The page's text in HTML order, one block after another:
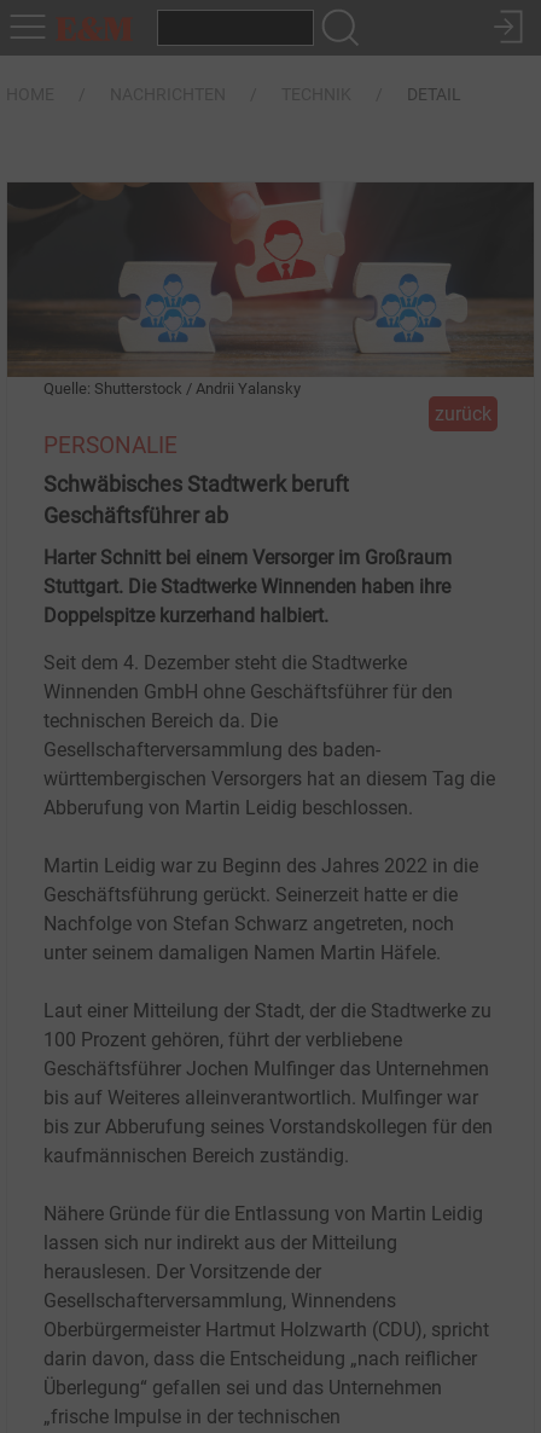
DETAIL
Quelle: Shutterstock / Andrii Yalansky
zurück
PERSONALIE
Schwäbisches Stadtwerk beruft
Geschäftsführer ab
Harter Schnitt bei einem Versorger im Großraum
Stuttgart. Die Stadtwerke Winnenden haben ihre
Doppelspitze kurzerhand halbiert.
Seit dem 4. Dezember steht die Stadtwerke
Winnenden GmbH ohne Geschäftsführer für den
technischen Bereich da. Die
Gesellschafterversammlung des baden-
württembergischen Versorgers hat an diesem Tag die
Abberufung von Martin Leidig beschlossen.
Martin Leidig war zu Beginn des Jahres 2022 in die
Geschäftsführung gerückt. Seinerzeit hatte er die
Nachfolge von Stefan Schwarz angetreten, noch
unter seinem damaligen Namen Martin Häfele.
Laut einer Mitteilung der Stadt, der die Stadtwerke zu
100 Prozent gehören, führt der verbliebene
Geschäftsführer Jochen Mulfinger das Unternehmen
bis auf Weiteres alleinverantwortlich. Mulfinger war
bis zur Abberufung seines Vorstandskollegen für den
kaufmännischen Bereich zuständig.
Nähere Gründe für die Entlassung von Martin Leidig
lassen sich nur indirekt aus der Mitteilung
herauslesen. Der Vorsitzende der
Gesellschafterversammlung, Winnendens
Oberbürgermeister Hartmut Holzwarth (CDU), spricht
darin davon, dass die Entscheidung „nach reiflicher
Überlegung“ gefallen sei und das Unternehmen
„frische Impulse in der technischen